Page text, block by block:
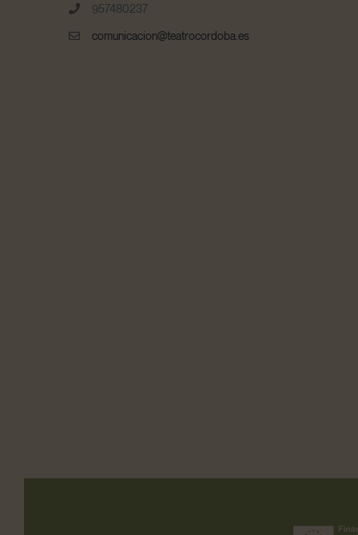
957480237
comunicacion@teatrocordoba.es